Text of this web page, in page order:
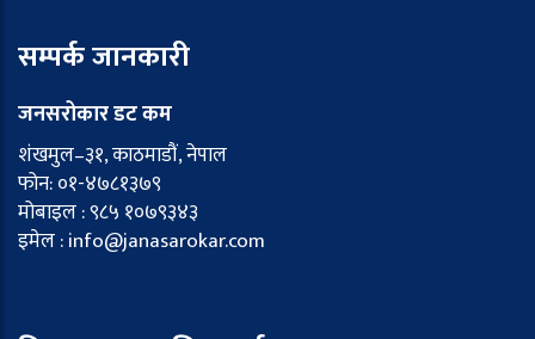
सम्पर्क जानकारी
जनसरोकार डट कम
शंखमुल–३१, काठमाडौं, नेपाल
फोन: ०१-४७८१३७९
मोबाइल : ९८५ १०७९३४३
इमेल : info@janasarokar.com